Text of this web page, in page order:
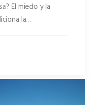
El miedo y la
la…